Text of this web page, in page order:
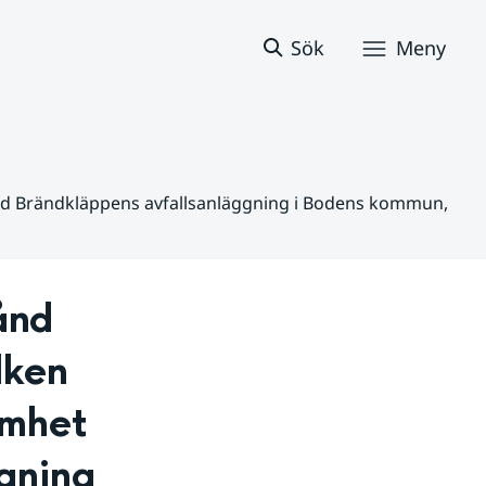
Sök Meny
avfallsanläggning i Bodens kommun,